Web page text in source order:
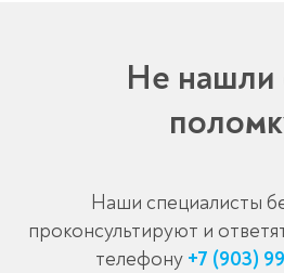
Не нашли
Наши специалисты
проконсультируют и
телефону +7 (903)